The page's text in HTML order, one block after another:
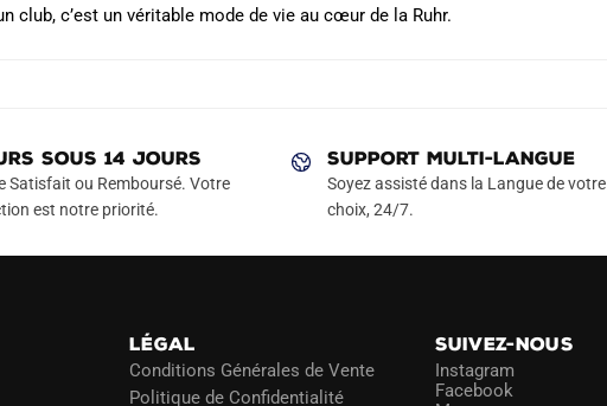
club, c’est un véritable mode de vie au cœur de la Ruhr.
SOUS 14 JOURS
Satisfait ou Remboursé. Votre
est notre priorité.
SUPPORT MULTI-LANGUE
Soyez assisté dans la Langue de votre
choix, 24/7.
LÉGAL
Conditions Générales de Vente
Politique de Confidentialité
SUIVEZ-NOUS
Instagram
Facebook